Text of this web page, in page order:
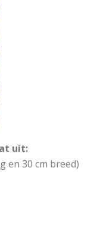
uit:
en 30 cm breed)